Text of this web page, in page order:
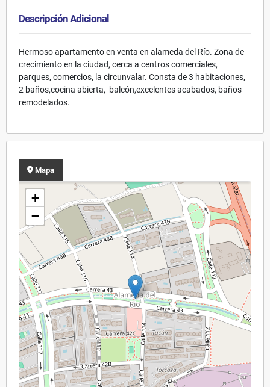
Descripción Adicional
Hermoso apartamento en venta en alameda del Río. Zona de
crecimiento en la ciudad, cerca a centros comerciales,
parques, comercios, la circunvalar. Consta de 3 habitaciones,
2 baños,cocina abierta, balcón,excelentes acabados, baños
remodelados.
Mapa
+
−